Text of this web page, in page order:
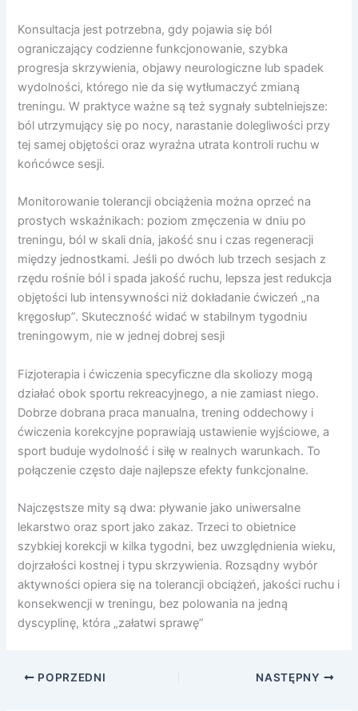
Konsultacja jest potrzebna, gdy pojawia się ból
ograniczający codzienne funkcjonowanie, szybka
progresja skrzywienia, objawy neurologiczne lub spadek
wydolności, którego nie da się wytłumaczyć zmianą
treningu. W praktyce ważne są też sygnały subtelniejsze:
ból utrzymujący się po nocy, narastanie dolegliwości przy
tej samej objętości oraz wyraźna utrata kontroli ruchu w
końcówce sesji.
Monitorowanie tolerancji obciążenia można oprzeć na
prostych wskaźnikach: poziom zmęczenia w dniu po
treningu, ból w skali dnia, jakość snu i czas regeneracji
między jednostkami. Jeśli po dwóch lub trzech sesjach z
rzędu rośnie ból i spada jakość ruchu, lepsza jest redukcja
objętości lub intensywności niż dokładanie ćwiczeń „na
kręgosłup”. Skuteczność widać w stabilnym tygodniu
treningowym, nie w jednej dobrej sesji
Fizjoterapia i ćwiczenia specyficzne dla skoliozy mogą
działać obok sportu rekreacyjnego, a nie zamiast niego.
Dobrze dobrana praca manualna, trening oddechowy i
ćwiczenia korekcyjne poprawiają ustawienie wyjściowe, a
sport buduje wydolność i siłę w realnych warunkach. To
połączenie często daje najlepsze efekty funkcjonalne.
Najczęstsze mity są dwa: pływanie jako uniwersalne
lekarstwo oraz sport jako zakaz. Trzeci to obietnice
szybkiej korekcji w kilka tygodni, bez uwzględnienia wieku,
dojrzałości kostnej i typu skrzywienia. Rozsądny wybór
aktywności opiera się na tolerancji obciążeń, jakości ruchu i
konsekwencji w treningu, bez polowania na jedną
dyscyplinę, która „załatwi sprawę”
POPRZEDNI NASTĘPNY